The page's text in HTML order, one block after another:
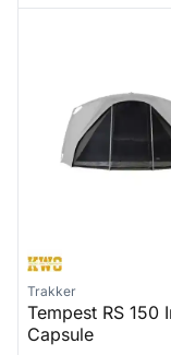
Trakker
Tempest RS 150
Capsule